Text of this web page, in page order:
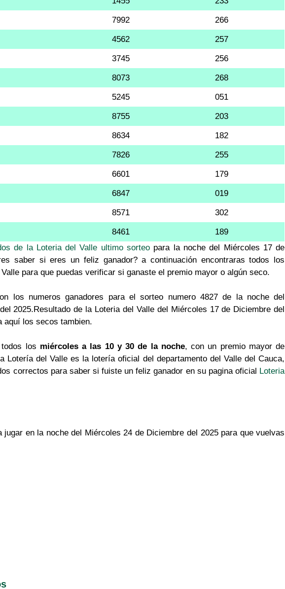
7992 266
4562 257
3745 256
8073 268
5245 051
8755 203
8634 182
7826 255
6601 179
6847 019
8571 302
8461
189
de la Loteria del Valle ultimo sorteo para la noche del Miércoles 17 de
saber si eres un feliz ganador? a continuación encontraras todos los
para que puedas verificar si ganaste el premio mayor o algún seco.
los numeros ganadores para el sorteo numero 4827 de la noche del
2025.Resultado de la Loteria del Valle del Miércoles 17 de Diciembre del
aquí los secos tambien.
los miércoles a las 10 y 30 de la noche, con un premio mayor de
Lotería del Valle es la lotería oficial del departamento del Valle del Cauca,
correctos para saber si fuiste un feliz ganador en su pagina oficial Loteria
jugar en la noche del Miércoles 24 de Diciembre del 2025 para que vuelvas